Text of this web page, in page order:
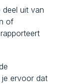
deel uit van
of
je ervoor dat